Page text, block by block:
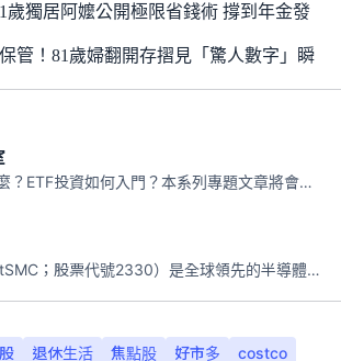
歲獨居阿嬤公開極限省錢術 撐到年金發
管！81歲婦翻開存摺見「驚人數字」瞬
ETF是什麼？ETF投資如何入門？本系列專題文章將會告訴你新手必須知道的ETF基礎知識。
台積電（tSMC；股票代號2330）是全球領先的半導體代工公司，成立於1987年，總部位於台灣新竹。且已於美國、日本、德國及中國設廠，台積電是全球首家專業積體電路製造服務公司，也是全球最先進和最大規模的半導體代工廠。
退休生活 焦點股 好市多 costco